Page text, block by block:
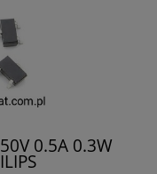
0.5A 0.3W